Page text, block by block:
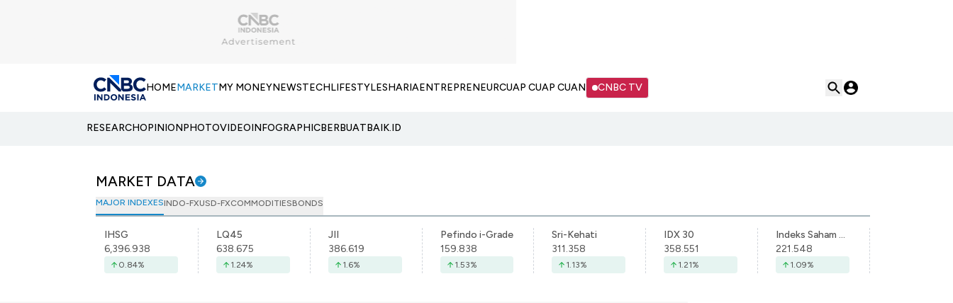
HOMEMARKETMY MONEYNEWSTECHLIFESTYLESHARIAENTREPRENEURCUAP CUAP CUAN CNBC TV
RESEARCHOPINIONPHOTOVIDEOINFOGRAPHICBERBUATBAIK.ID
MARKET DATA
MAJOR INDEXESINDO-FXUSD-FXCOMMODITIESBONDS
IHSG
6,396.938
0.84%
LQ45
638.675
1.24%
JII
386.619
1.6%
Pefindo i-Grade
159.838
1.53%
Sri-Kehati
311.358
1.13%
IDX 30
358.551
1.21%
Indeks Saham Syariah Indonesia
221.548
1.09%